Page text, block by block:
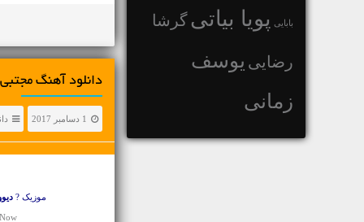
بابایی پویا بیاتیگرشا
رضایی یوسف
زمانی
دانلود آهنگ
1 دسامبر 2017
موزیک ?